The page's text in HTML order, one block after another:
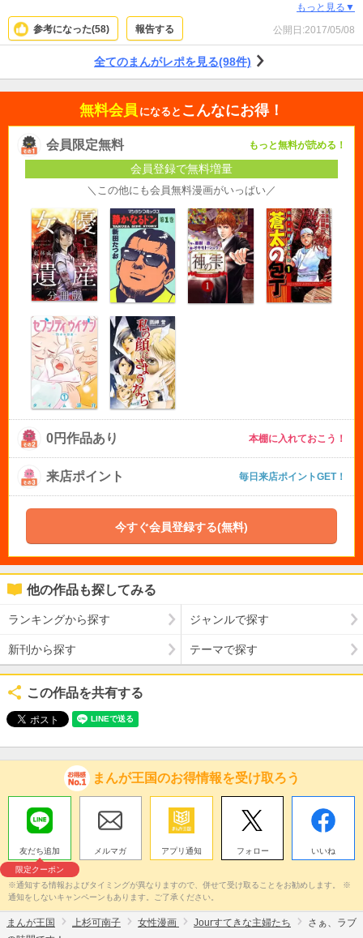
体は面白いのに話が進まなさすぎてイライラします。 ページ数もすごく少ない
のに500円は取りすぎだと思う。
もっと見る▼
参考になった(58) 報告する 公開日:2017/05/08
全てのまんがレポを見る(98件)
無料会員 になると こんなにお得！
会員限定無料 もっと無料が読める！
会員登録で無料増量
＼この他にも会員無料漫画がいっぱい／
0円作品あり 本棚に入れておこう！
来店ポイント 毎日来店ポイントGET！
今すぐ会員登録する(無料)
他の作品も探してみる
ランキングから探す ジャンルで探す
新刊から探す テーマで探す
この作品を共有する
まんが王国のお得情報を受け取ろう
友だち追加
限定クーポン
メルマガ アプリ通知 フォロー いいね
※通知する情報およびタイミングが異なりますので、併せて受け取ることをお勧めします。 ※
通知をしないキャンペーンもあります。ご了承ください。
まんが王国 上杉可南子 女性漫画 Jourすてきな主婦たち
さぁ、ラブ